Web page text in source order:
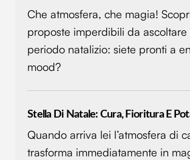
Che atmosfera, che magia!
proposte imperdibili da ascoltare
periodo natalizio: siete pronti a
mood?
Stella Di Natale: Cura, Fioritura E
Quando arriva lei l’atmosfera di
trasforma immediatamente in